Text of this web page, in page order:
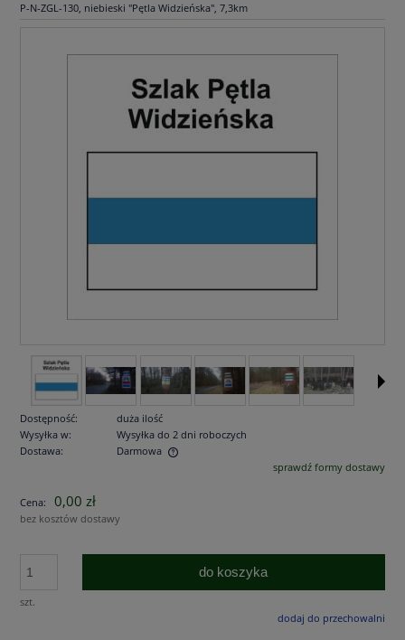
P-N-ZGL-130, niebieski "Pętla Widzieńska", 7,3km
Dostępność:
duża ilość
Wysyłka w:
Wysyłka do 2 dni roboczych
Dostawa:
Darmowa
Cena nie zawiera ewentualnych kosztów płatnościsprawdź formy dostawy
Cena: 0,00 zł
bez kosztów dostawy
szt.
do koszyka
dodaj do przechowalni